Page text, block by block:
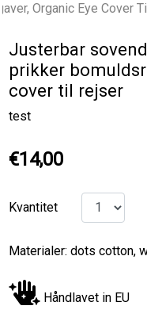
Justerbar
prikker
cover til rejser
test
€14,00
Kvantitet
Materialer: dots cotton,
Håndlavet in EU